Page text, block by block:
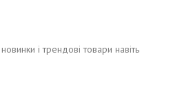
і трендові товари навіть